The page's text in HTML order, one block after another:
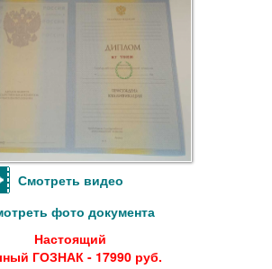
Смотреть видео
фото документа
Настоящий
ГОЗНАК - 17990 руб.